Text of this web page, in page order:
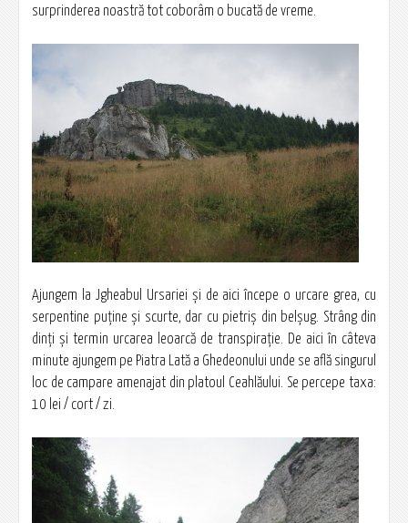
surprinderea noastră tot coborâm o bucată de vreme.
Ajungem la Jgheabul Ursariei şi de aici începe o urcare grea, cu
serpentine puţine şi scurte, dar cu pietriş din belşug. Strâng din
dinţi şi termin urcarea leoarcă de transpiraţie. De aici în câteva
minute ajungem pe Piatra Lată a Ghedeonului unde se află singurul
loc de campare amenajat din platoul Ceahlăului. Se percepe taxa:
10 lei / cort / zi.